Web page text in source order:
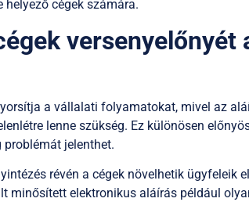
cégek számára.
a vállalati folyamatokat, mivel az
lenne szükség. Ez különösen
jelenthet.
révén a cégek növelhetik ügyfeleik
minősített elektronikus aláírás például